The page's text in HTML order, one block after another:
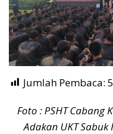
Jumlah Pembaca:
Foto : PSHT
Adakan UKT